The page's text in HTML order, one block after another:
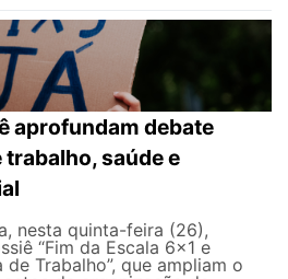
aprofundam debate
saúde e
nesta quinta-feira (26),
“Fim da Escala 6×1 e
Trabalho”, que ampliam o